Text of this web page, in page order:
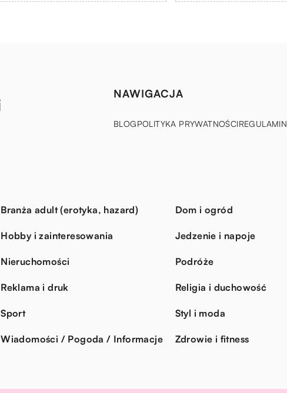
NAWIGACJA
BLOGPOLITYKA PRYWATNOŚCIREGULAMIN
Branża adult (erotyka, hazard) Dom i ogród
Hobby i zainteresowania Jedzenie i napoje
Nieruchomości Podróże
Reklama i druk Religia i duchowość
Sport Styl i moda
Wiadomości / Pogoda / Informacje Zdrowie i fitness